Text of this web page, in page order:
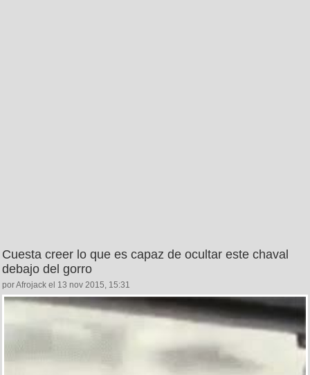
Cuesta creer lo que es capaz de ocultar este chaval
debajo del gorro
por Afrojack el 13 nov 2015, 15:31